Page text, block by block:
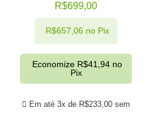
R$699,00
Em até 3x de R$233,00 sem
R$657,06 no Pix
Economize R$41,94 no
Pix